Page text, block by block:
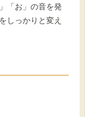
「お」の音を発
しっかりと変え